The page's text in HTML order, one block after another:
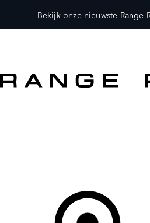
Bekijk onze nieuwste Range